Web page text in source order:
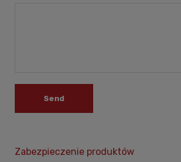
Send
Zabezpieczenie produktów